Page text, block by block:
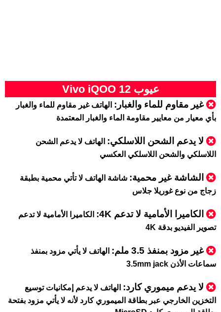
عيوب Vivo iQOO 12
غير مقاوم للماء والغبار: الهاتف غير مقاوم للماء والغبار
بأي معيار من معايير مقاومة الماء والغبار المعتمدة
لا يدعم الشحن اللاسلكي: الهاتف لا يدعم الشحن
اللاسلكي والشحن اللاسلكي العكسي
الشاشة غير محمية: شاشة الهاتف لا تأتي محمية بطبقة
زجاج من نوع غوريلا جلاس
الكاميرا الأمامية لا تدعم 4K:
الكاميرا الأمامية لا تدعم
تصوير الفيديو بدقة 4K
غير مزود بمنفذ 3.5 ملم:
الهاتف لا يأتي مزود بمنفذ
سماعات الأذن 3.5mm jack
لا يدعم ميموري كارد: الهاتف لا يدعم إمكانيات توسيع
التخزين الخارجي عبر بطاقة الميموري كارد لأنه لا يأتي مزود بفتحة